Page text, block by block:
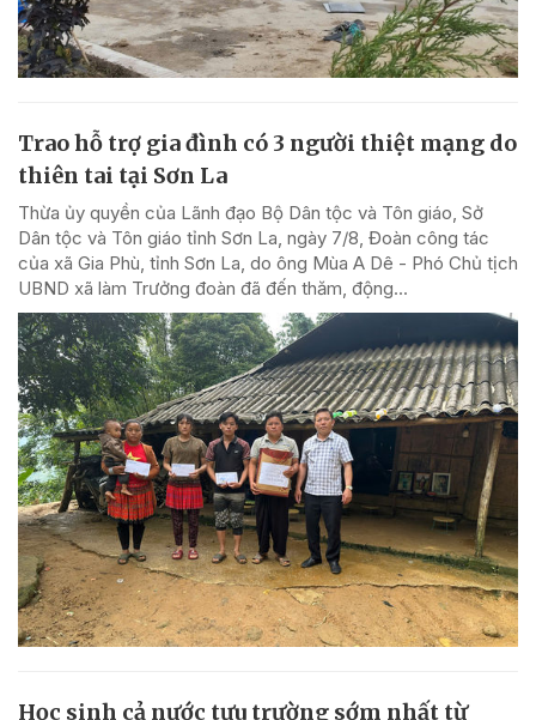
Trao hỗ trợ gia đình có 3 người thiệt mạng do
thiên tai tại Sơn La
Thừa ủy quyền của Lãnh đạo Bộ Dân tộc và Tôn giáo, Sở
Dân tộc và Tôn giáo tỉnh Sơn La, ngày 7/8, Đoàn công tác
của xã Gia Phù, tỉnh Sơn La, do ông Mùa A Dê - Phó Chủ tịch
UBND xã làm Trưởng đoàn đã đến thăm, động...
Học sinh cả nước tựu trường sớm nhất từ